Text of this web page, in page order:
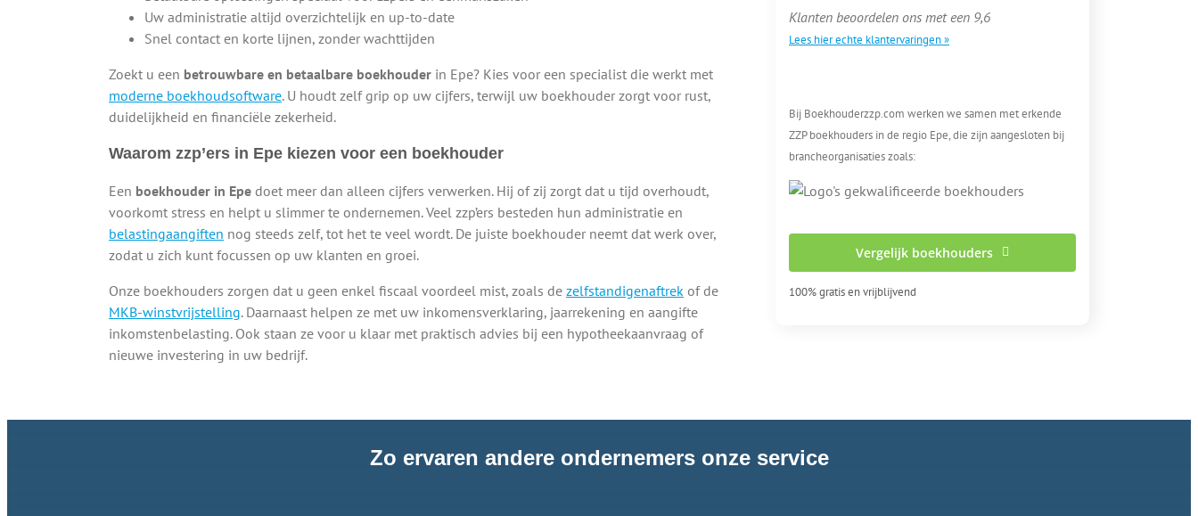
Uw administratie altijd overzichtelijk en up-to-date
Snel contact en korte lijnen, zonder wachttijden
Zoekt u een betrouwbare en betaalbare boekhouder in Epe? Kies voor een specialist die werkt met
moderne boekhoudsoftware. U houdt zelf grip op uw cijfers, terwijl uw boekhouder zorgt voor rust,
duidelijkheid en financiële zekerheid.
Waarom zzp’ers in Epe kiezen voor een boekhouder
Een boekhouder in Epe doet meer dan alleen cijfers verwerken. Hij of zij zorgt dat u tijd overhoudt,
voorkomt stress en helpt u slimmer te ondernemen. Veel zzp’ers besteden hun administratie en
belastingaangiften nog steeds zelf, tot het te veel wordt. De juiste boekhouder neemt dat werk over,
zodat u zich kunt focussen op uw klanten en groei.
Onze boekhouders zorgen dat u geen enkel fiscaal voordeel mist, zoals de zelfstandigenaftrek of de
MKB-winstvrijstelling. Daarnaast helpen ze met uw inkomensverklaring, jaarrekening en aangifte
inkomstenbelasting. Ook staan ze voor u klaar met praktisch advies bij een hypotheekaanvraag of
nieuwe investering in uw bedrijf.
Klanten beoordelen ons met een 9,6
Lees hier echte klantervaringen »
Bij Boekhouderzzp.com werken we samen met erkende
ZZP boekhouders in de regio Epe, die zijn aangesloten bij
brancheorganisaties zoals:
Vergelijk boekhouders
100% gratis en vrijblijvend
Zo ervaren andere ondernemers onze service